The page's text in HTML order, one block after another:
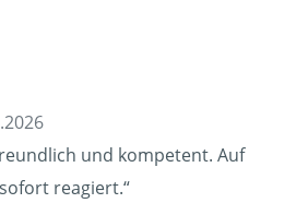
und kompetent. Auf
reagiert.“